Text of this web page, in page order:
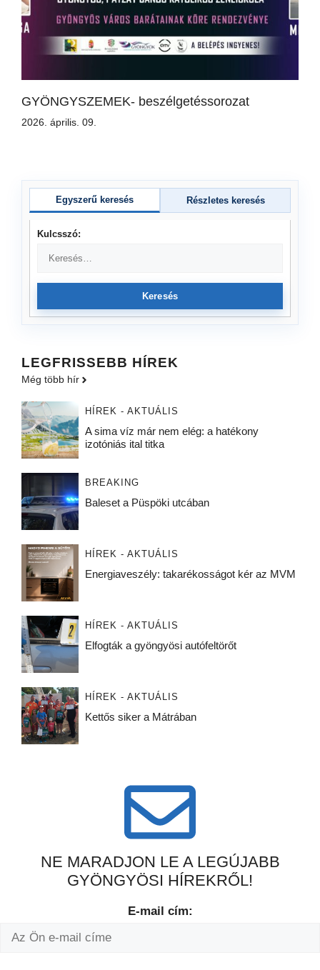
GYÖNGYSZEMEK- beszélgetéssorozat
2026. április. 09.
Egyszerű keresés Részletes keresés
Kulcsszó:
Keresés
LEGFRISSEBB HÍREK
Még több hír
HÍREK - AKTUÁLIS
A sima víz már nem elég: a hatékony
izotóniás ital titka
BREAKING
Baleset a Püspöki utcában
HÍREK - AKTUÁLIS
Energiaveszély: takarékosságot kér az MVM
HÍREK - AKTUÁLIS
Elfogták a gyöngyösi autófeltörőt
HÍREK - AKTUÁLIS
Kettős siker a Mátrában
NE MARADJON LE A LEGÚJABB
GYÖNGYÖSI HÍREKRŐL!
E-mail cím: